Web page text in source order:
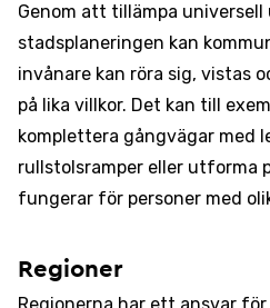
Genom att tillämpa
stadsplaneringen kan
invånare kan röra sig, vistas
på lika villkor. Det kan till
komplettera gångvägar med
rullstolsramper eller utforma
fungerar för personer med
Regioner